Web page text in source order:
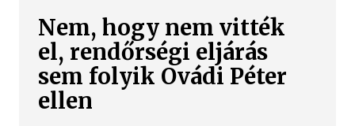
Nem, hogy nem vitték
el, rendőrségi eljárás
sem folyik Ovádi Péter
ellen